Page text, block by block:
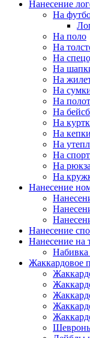
Нанесение
На
На поло
На
На
На
На
На
На
На
На
На кепки
На
На
На
На
Нанесение
Нанесение
Нанесение на
Жаккардовое